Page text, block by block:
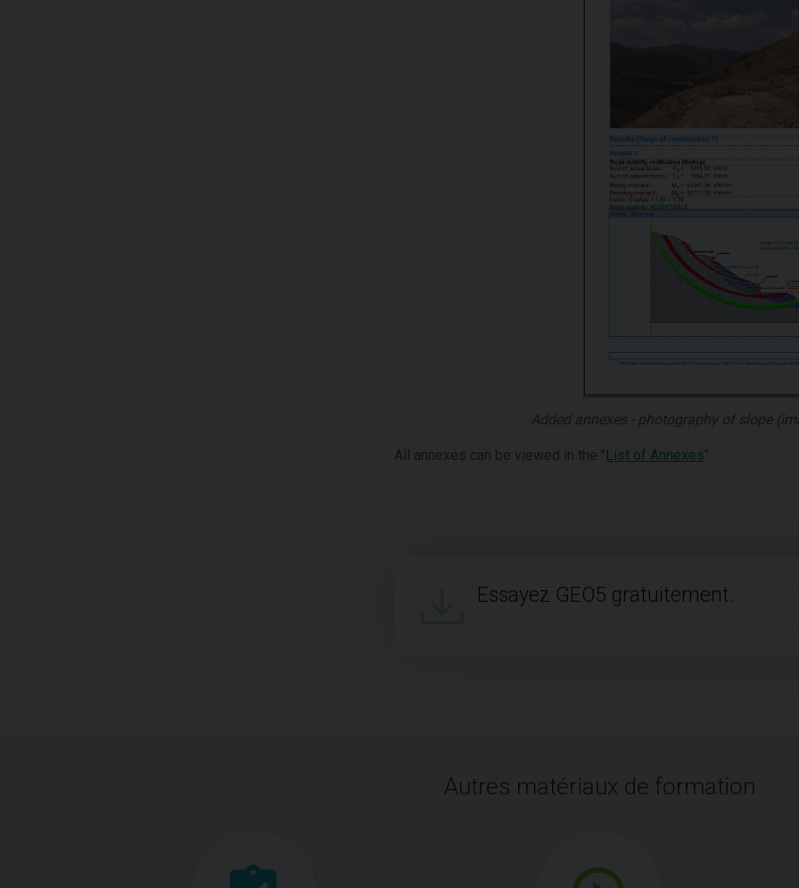
Added annexes - photography of slope
All annexes can be viewed in the "List of Annexes".
Essayez GEO5 gratuitement.
Autres matériaux de formation